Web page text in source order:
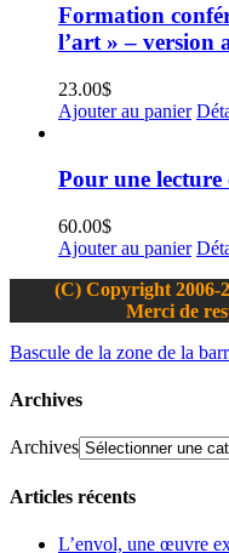
Formation
l’art » – version
23.00$
Ajouter au panier
Pour une lecture
60.00$
Ajouter au panier
(C) Copyright 2006-
Merci de
Bascule de la zone de la
Archives
Archives
Articles récents
L’envol, une œuvre